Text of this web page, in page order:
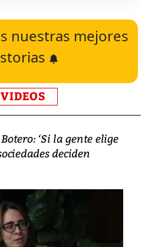
nuestras mejores
VIDEOS
‘Si la gente elige
deciden